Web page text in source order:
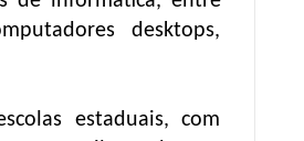
desktops,
estaduais, com